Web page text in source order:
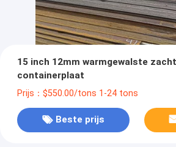
15 inch 12mm warmgewalste
containerplaat
Prijs：$550.00/tons 1-24 tons
Beste prijs